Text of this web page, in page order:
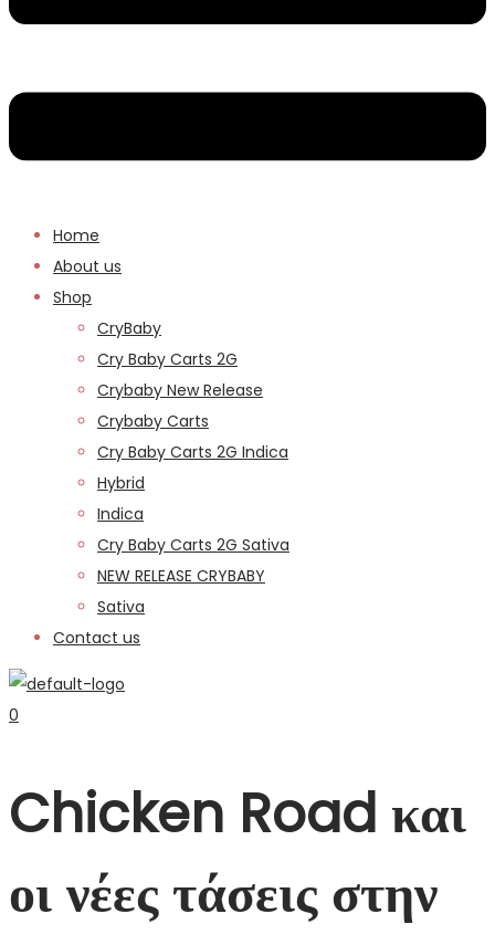
Home
About us
Shop
CryBaby
Cry Baby Carts 2G
Crybaby New Release
Crybaby Carts
Cry Baby Carts 2G Indica
Hybrid
Indica
Cry Baby Carts 2G Sativa
NEW RELEASE CRYBABY
Sativa
Contact us
0
Chicken Road και
οι νέες τάσεις στην